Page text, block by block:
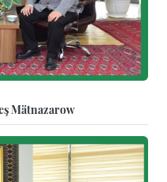
Mätnazarow